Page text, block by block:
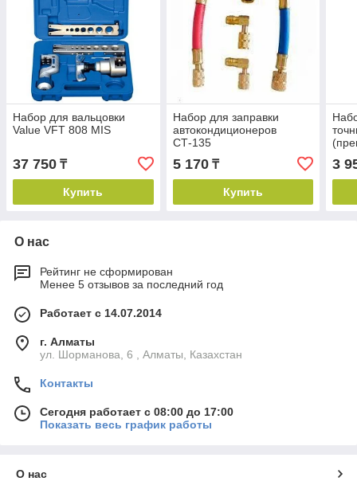
Набор для вальцовки
Value VFT 808 MIS
37 750 ₸
Купить
Набор для заправки
автокондиционеров
СТ-135
5 170₸
Купить
3
О нас
Рейтинг не сформирован
Менее 5 отзывов за последний год
Работает с 14.07.2014
г. Алматы
ул. Шорманова, 6 , Алматы, Казахстан
Контакты
Сегодня работает с 08:00 до 17:00
Показать весь график работы
О нас